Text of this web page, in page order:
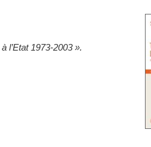
l’Etat 1973-2003 ».